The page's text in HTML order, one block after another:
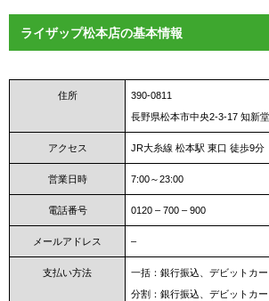
ライザップ松本店の基本情報
住所
390-0811
長野県松本市中央2-3-17 知新
アクセス JR大糸線 松本駅 東口 徒歩9分
営業日時 7:00～23:00
電話番号 0120 – 700 – 900
メールアドレス –
支払い方法
一括：銀行振込、デビットカー
分割：銀行振込、デビットカー